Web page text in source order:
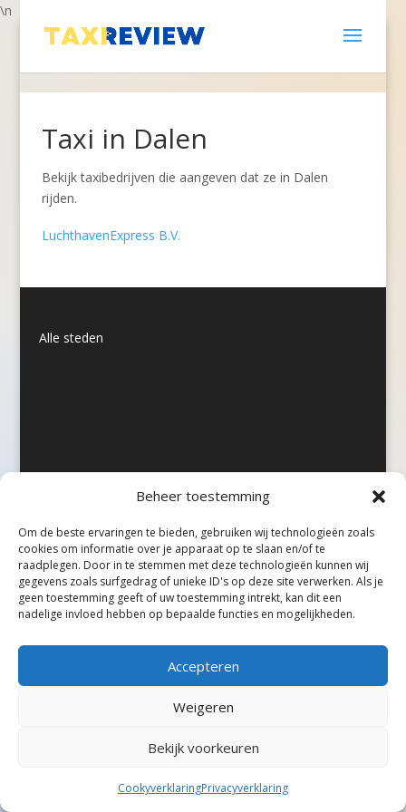
Beheer toestemming
Om de beste ervaringen te bieden, gebruiken wij technologieën zoals
cookies om informatie over je apparaat op te slaan en/of te
raadplegen. Door in te stemmen met deze technologieën kunnen wij
gegevens zoals surfgedrag of unieke ID's op deze site verwerken. Als je
geen toestemming geeft of uw toestemming intrekt, kan dit een
nadelige invloed hebben op bepaalde functies en mogelijkheden.
Accepteren
Weigeren
Bekijk voorkeuren
CookyverklaringPrivacyverklaring
\n
Taxi in Dalen
Bekijk taxibedrijven die aangeven dat ze in Dalen
rijden.
LuchthavenExpress B.V.
Alle steden
©Taxireview, alle rechten voorbehouden.